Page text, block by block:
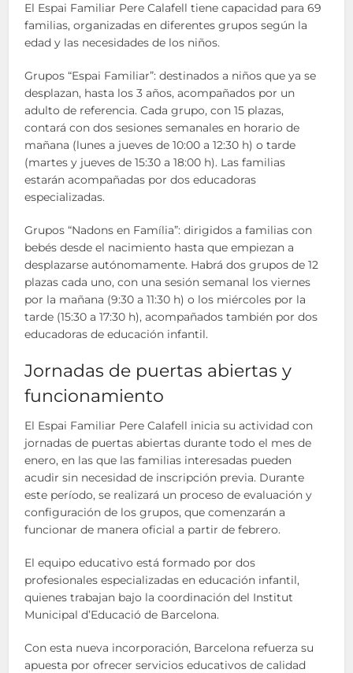
El Espai Familiar Pere Calafell tiene capacidad para 69
familias, organizadas en diferentes grupos según la
edad y las necesidades de los niños.
Grupos “Espai Familiar”: destinados a niños que ya se
desplazan, hasta los 3 años, acompañados por un
adulto de referencia. Cada grupo, con 15 plazas,
contará con dos sesiones semanales en horario de
mañana (lunes a jueves de 10:00 a 12:30 h) o tarde
(martes y jueves de 15:30 a 18:00 h). Las familias
estarán acompañadas por dos educadoras
especializadas.
Grupos “Nadons en Família”: dirigidos a familias con
bebés desde el nacimiento hasta que empiezan a
desplazarse autónomamente. Habrá dos grupos de 12
plazas cada uno, con una sesión semanal los viernes
por la mañana (9:30 a 11:30 h) o los miércoles por la
tarde (15:30 a 17:30 h), acompañados también por dos
educadoras de educación infantil.
Jornadas de puertas abiertas y
funcionamiento
El Espai Familiar Pere Calafell inicia su actividad con
jornadas de puertas abiertas durante todo el mes de
enero, en las que las familias interesadas pueden
acudir sin necesidad de inscripción previa. Durante
este período, se realizará un proceso de evaluación y
configuración de los grupos, que comenzarán a
funcionar de manera oficial a partir de febrero.
El equipo educativo está formado por dos
profesionales especializadas en educación infantil,
quienes trabajan bajo la coordinación del Institut
Municipal d’Educació de Barcelona.
Con esta nueva incorporación, Barcelona refuerza su
apuesta por ofrecer servicios educativos de calidad